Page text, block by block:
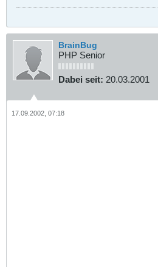
BrainBug
PHP Senior
Dabei seit: 20.03.2001
17.09.2002, 07:18